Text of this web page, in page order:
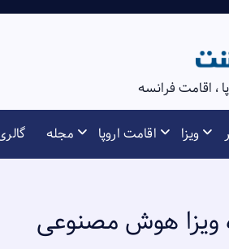
، اقامت فرانسه
ویزا اقامت اروپا مجله